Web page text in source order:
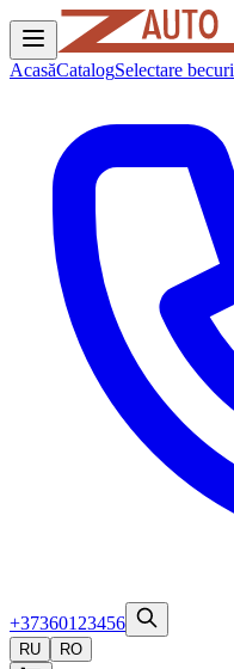
AcasăCatalogSelectare becuri
+37360123456
RU RO